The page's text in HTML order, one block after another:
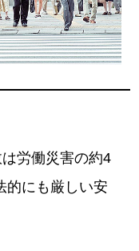
労働災害の約4
的にも厳しい安